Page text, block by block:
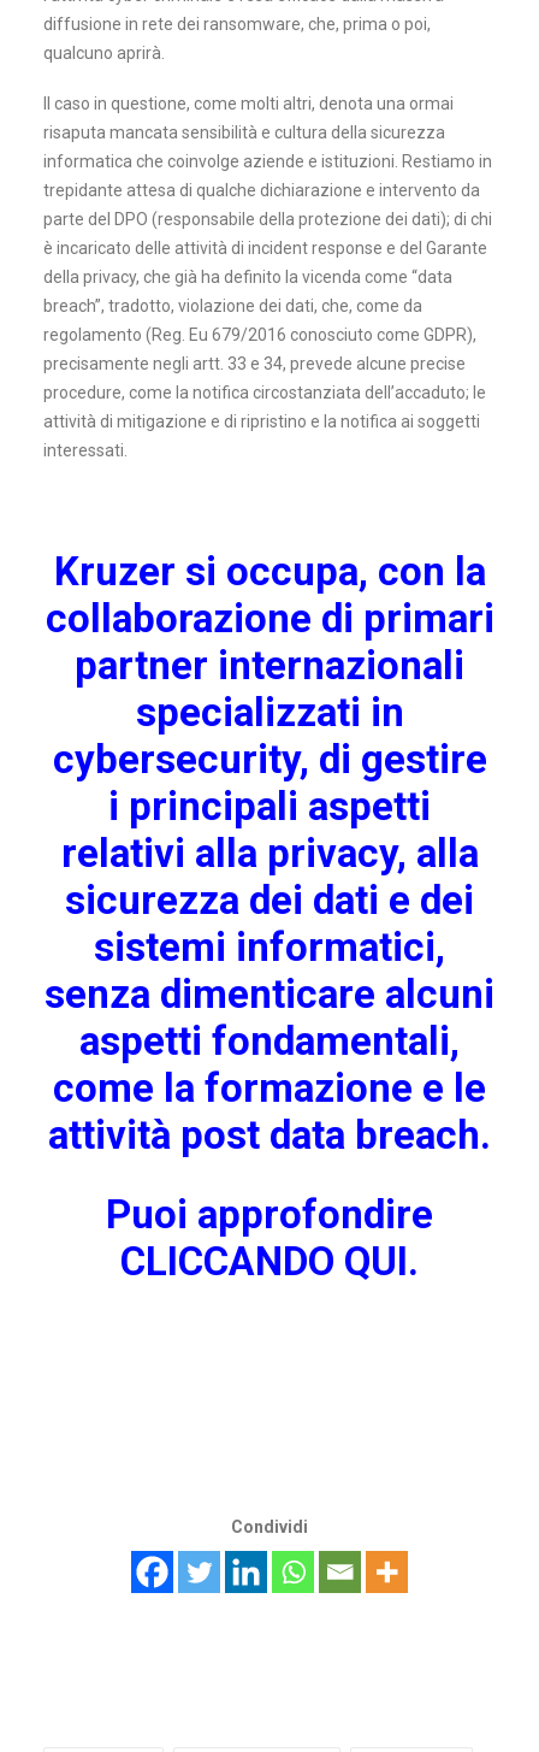
diffusione in rete dei ransomware, che, prima o poi,
qualcuno aprirà.
Il caso in questione, come molti altri, denota una ormai
risaputa mancata sensibilità e cultura della sicurezza
informatica che coinvolge aziende e istituzioni. Restiamo in
trepidante attesa di qualche dichiarazione e intervento da
parte del DPO (responsabile della protezione dei dati); di chi
è incaricato delle attività di incident response e del Garante
della privacy, che già ha definito la vicenda come “data
breach”, tradotto, violazione dei dati, che, come da
regolamento (Reg. Eu 679/2016 conosciuto come GDPR),
precisamente negli artt. 33 e 34, prevede alcune precise
procedure, come la notifica circostanziata dell’accaduto; le
attività di mitigazione e di ripristino e la notifica ai soggetti
interessati.
Kruzer si occupa, con la
collaborazione di primari
partner internazionali
specializzati in
cybersecurity, di gestire
i principali aspetti
relativi alla privacy, alla
sicurezza dei dati e dei
sistemi informatici,
senza dimenticare alcuni
aspetti fondamentali,
come la formazione e le
attività post data breach.
Puoi approfondire
CLICCANDO QUI.
Condividi